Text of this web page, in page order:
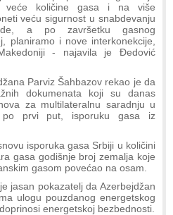
količine gasa i na više
veću sigurnost u snabdevanju
a po završetku gasnog
planiramo i nove interkonekcije,
- najavila je Đedović
Parviz Šahbazov rekao je da
dokumenata koji su danas
za multilateralnu saradnju u
po prvi put, isporuku gasa iz
isporuka gasa Srbiji u količini
gasa godišnje broj zemalja koje
gasom povećao na osam.
jasan pokazatelj da Azerbejdžan
ulogu pouzdanog energetskog
energetskoj bezbednosti.